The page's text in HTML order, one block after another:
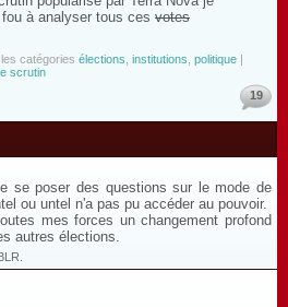
à analyser tous ces votes
catégories élections institutions politique |
scrutin
19
se poser des questions sur le mode de
ou untel n'a pas pu accéder au pouvoir.
mes forces un changement profond
autres élections.